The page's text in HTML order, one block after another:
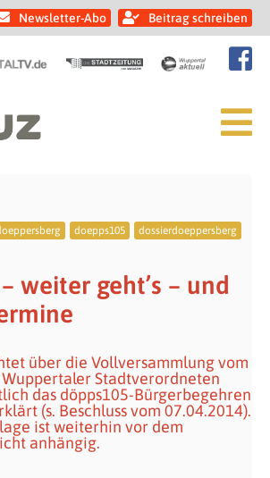
Newsletter-Abo Beitrag schreiben
doepps105 dossierdoeppersberg
weiter geht’s – und
über die Vollversammlung vom
Stadtverordneten
das döpps105-Bürgerbegehren
(s. Beschluss vom 07.04.2014).
ist weiterhin vor dem
anhängig.